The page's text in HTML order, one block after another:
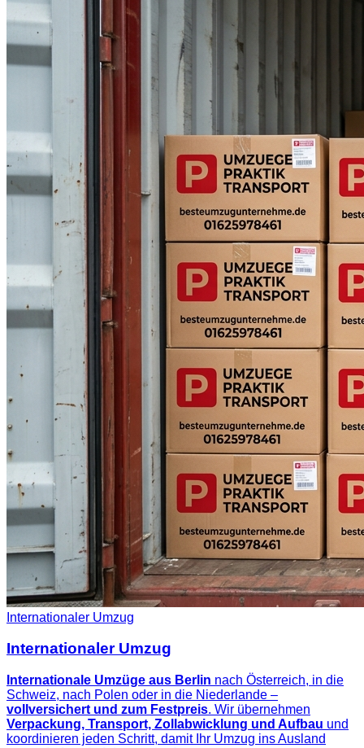
Internationaler Umzug
Internationaler Umzug
Internationale Umzüge aus Berlin nach Österreich, in die
Schweiz, nach Polen oder in die Niederlande –
vollversichert und zum Festpreis. Wir übernehmen
Verpackung, Transport, Zollabwicklung und Aufbau und
koordinieren jeden Schritt, damit Ihr Umzug ins Ausland